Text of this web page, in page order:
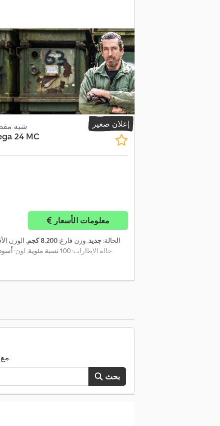
إعلان صغير شبه
24 MC
معلومات الأسعار
الحالة:جديد, وزن فارغ:8.200 كجم , الوزن
, حالة الإطارات:100 نسبة مئوية , لون:
ابحث الآن في كامل TruckScout24 مع أكثر من 120.000 مركبة مستعملة.
بحث